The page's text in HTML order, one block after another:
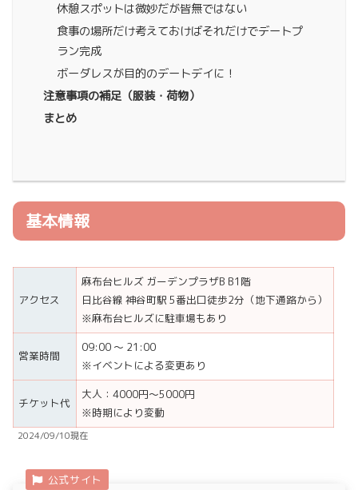
休憩スポットは微妙だが皆無ではない
食事の場所だけ考えておけばそれだけでデートプ
ラン完成
ボーダレスが目的のデートデイに！
注意事項の補足（服装・荷物）
まとめ
基本情報
アクセス
麻布台ヒルズ ガーデンプラザB B1階
日比谷線 神谷町駅 5番出口徒歩2分（地下通路から）
※麻布台ヒルズに駐車場もあり
営業時間
09:00 〜 21:00
※イベントによる変更あり
チケット代
大人：4000円～5000円
※時期により変動
2024/09/10現在